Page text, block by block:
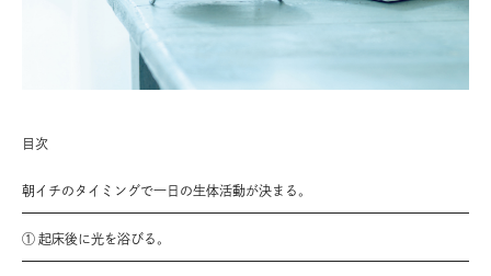
目次
朝イチのタイミングで一日の生体活動が決まる。
① 起床後に光を浴びる。